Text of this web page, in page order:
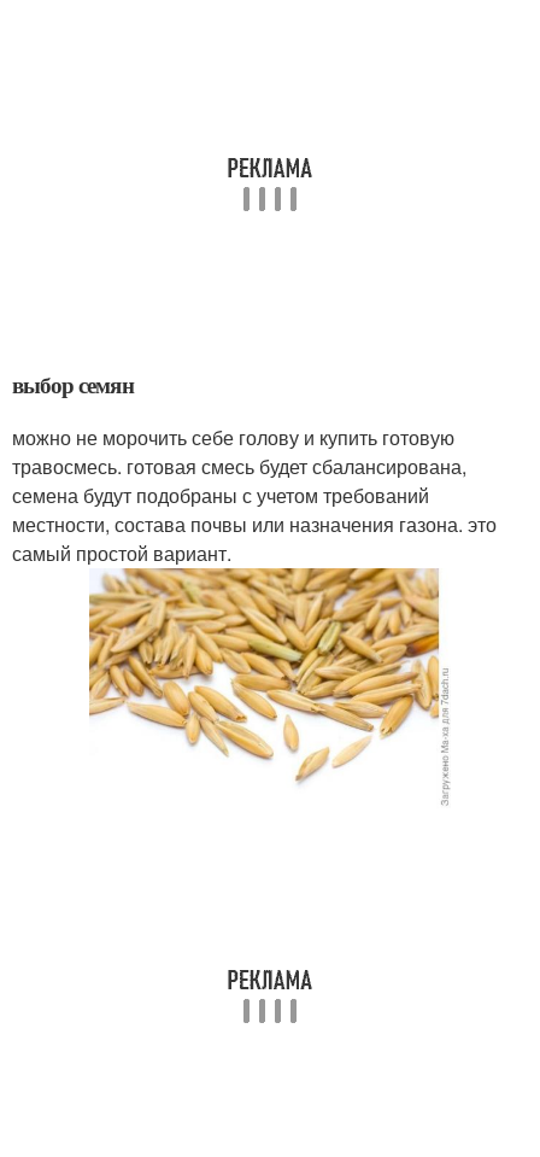
выбор семян
можно не морочить себе голову и купить готовую
травосмесь. готовая смесь будет сбалансирована,
семена будут подобраны с учетом требований
местности, состава почвы или назначения газона. это
самый простой вариант.